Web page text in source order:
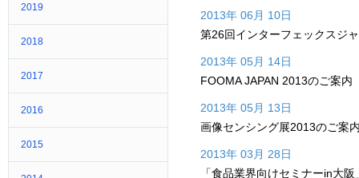
2019
2018
2017
2016
2015
2013年 06月 10日
第26回インターフェックスジ
2013年 05月 14日
FOOMA JAPAN 2013のご案内
2013年 05月 13日
画像センシング展2013のご案
2013年 03月 28日
「食品業界向けセミナーin大